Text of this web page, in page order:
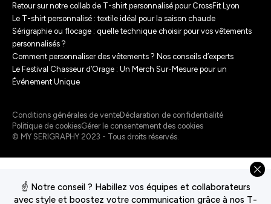
☝️ Notre conseil ? Habillez vos équipes et collaborateurs
avec style et boostez votre communication grâce à nos T-
Retour sur notre collab de T-shirt personnalisé pour CrossFit Lyon
Le T-shirt personnalisé : textile idéal pour la saison chaude
Sérigraphie ou flocage : quelle technique choisir pour vos vêtements
personnalisés ?
Comment personnaliser des vêtements ? Nos conseils d’experts
Le Festival Chasseur d’Orage : Un Merch Sur-Mesure pour un
Événement Unique
Conditions générales de venteDéclaration de confidentialité
Politique de cookiesGérer le consentement des cookies
© MY SERIGRAPHY 2023 - Tous droits réservés.